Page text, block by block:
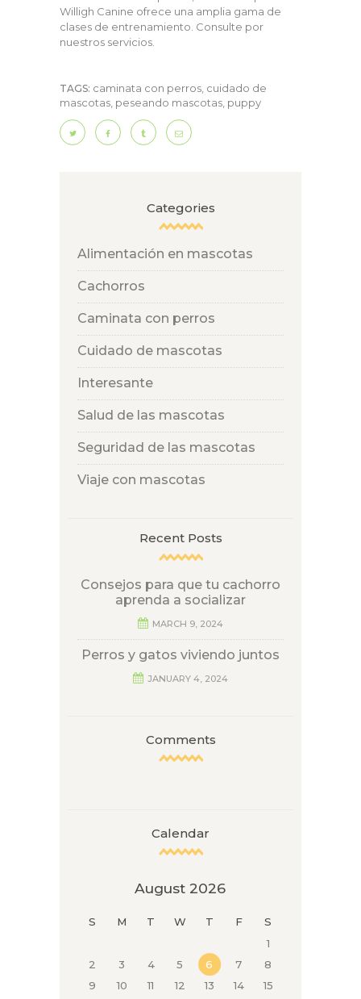
Willigh Canine ofrece una amplia gama de
clases de entrenamiento. Consulte por
nuestros servicios.
TAGS: caminata con perros cuidado de
mascotas peseando mascotas puppy
Categories
Alimentación en mascotas
Cachorros
Caminata con perros
Cuidado de mascotas
Interesante
Salud de las mascotas
Seguridad de las mascotas
Viaje con mascotas
Recent Posts
Consejos para que tu cachorro
aprenda a socializar
MARCH 9, 2024
Perros y gatos viviendo juntos
JANUARY 4, 2024
Comments
Calendar
August 2026
S M T W T F
S
1
2
3 4 5 6 7
8
9
10 11 12 13 14
15